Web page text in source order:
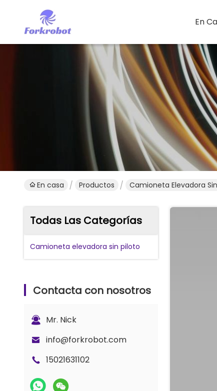
En
En casa Productos Camioneta Elevadora
Todas Las Categorías
Camioneta elevadora sin piloto
Contacta con nosotros
Mr. Nick
info@forkrobot.com
15021631102